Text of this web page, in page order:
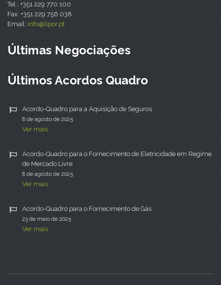
Tel.: +351 229 770 100
Fax: +351 229 756 038
Email: info@lipor.pt
Últimas Negociações
Últimos Acordos Quadro
Acordo-Quadro para a Aquisição de Seguros
8 de agosto de 2025
Ver mais
Acordo-Quadro para o Fornecimento de Eletricidade em Regime
de Mercado Livre
8 de agosto de 2025
Ver mais
Acordo-Quadro para o Fornecimento de Gás
23 de maio de 2025
Ver mais